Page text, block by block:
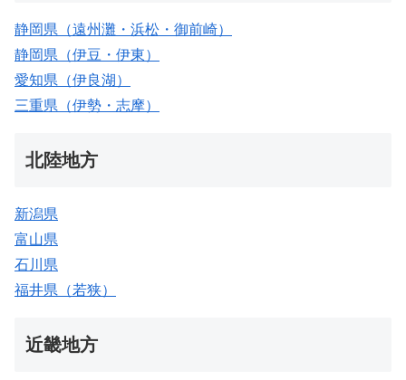
静岡県（遠州灘・浜松・御前崎）
静岡県（伊豆・伊東）
愛知県（伊良湖）
三重県（伊勢・志摩）
北陸地方
新潟県
富山県
石川県
福井県（若狭）
近畿地方